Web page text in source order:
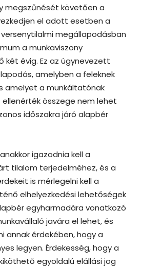
megszűnését követően a
el adott esetben a
versenytilalmi megállapodásban
a munkaviszony
két évig. Ez az úgynevezett
amelyben a feleknek
amelyet a munkáltatónak
ellenérték összege nem lehet
időszakra járó alapbér
igazodnia kell a
tilalom terjedelméhez, és a
is mérlegelni kell a
elhelyezkedési lehetőségek
egyharmadára vonatkozó
javára el lehet, és
annak érdekében, hogy a
legyen. Érdekesség, hogy a
egyoldalú elállási jog